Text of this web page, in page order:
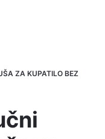
ZA KUPATILO BEZ